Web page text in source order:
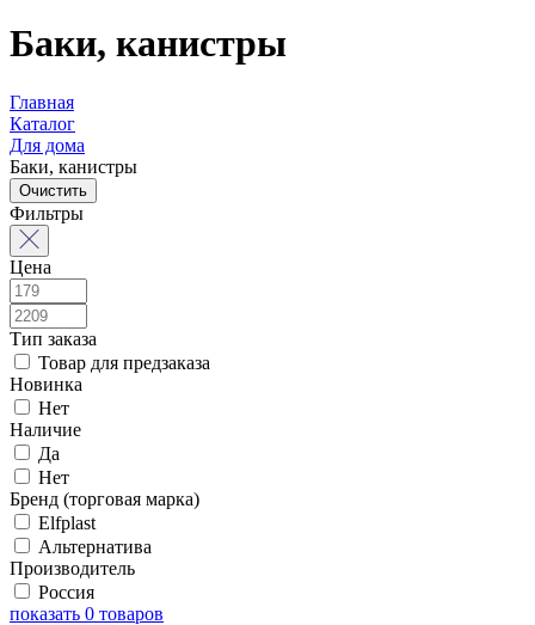
Баки, канистры
Главная
Каталог
Для дома
Баки, канистры
Очистить
Фильтры
Цена
Тип заказа
Товар для предзаказа
Новинка
Нет
Наличие
Да
Нет
Бренд (торговая марка)
Elfplast
Альтернатива
Производитель
Россия
показать 0 товаров